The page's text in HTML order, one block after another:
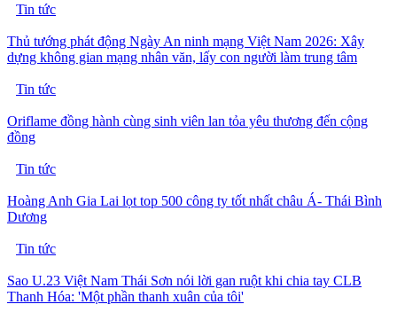
Tin tức
Thủ tướng phát động Ngày An ninh mạng Việt Nam 2026: Xây
dựng không gian mạng nhân văn, lấy con người làm trung tâm
Tin tức
Oriflame đồng hành cùng sinh viên lan tỏa yêu thương đến cộng
đồng
Tin tức
Hoàng Anh Gia Lai lọt top 500 công ty tốt nhất châu Á- Thái Bình
Dương
Tin tức
Sao U.23 Việt Nam Thái Sơn nói lời gan ruột khi chia tay CLB
Thanh Hóa: 'Một phần thanh xuân của tôi'